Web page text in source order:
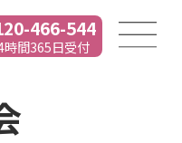
466-544
時間365日受付